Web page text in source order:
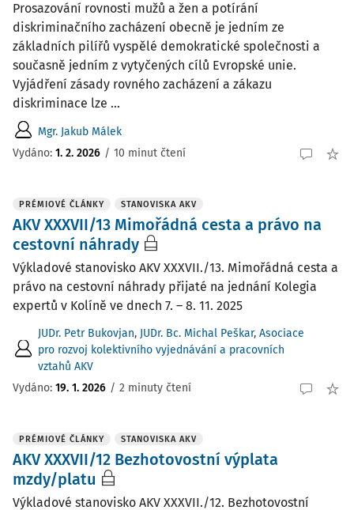
Prosazování rovnosti mužů a žen a potírání
diskriminačního zacházení obecně je jedním ze
základních pilířů vyspělé demokratické společnosti a
současně jedním z vytyčených cílů Evropské unie.
Vyjádření zásady rovného zacházení a zákazu
diskriminace lze ...
Mgr. Jakub Málek
Vydáno: 1. 2. 2026 / 10 minut čtení
PRÉMIOVÉ ČLÁNKY STANOVISKA AKV
AKV XXXVII/13 Mimořádná cesta a právo na
cestovní náhrady
Výkladové stanovisko AKV XXXVII./13. Mimořádná cesta a
právo na cestovní náhrady přijaté na jednání Kolegia
expertů v Kolíně ve dnech 7. – 8. 11. 2025
JUDr. Petr Bukovjan, JUDr. Bc. Michal Peškar, Asociace
pro rozvoj kolektivního vyjednávání a pracovních
vztahů AKV
Vydáno: 19. 1. 2026 / 2 minuty čtení
PRÉMIOVÉ ČLÁNKY STANOVISKA AKV
AKV XXXVII/12 Bezhotovostní výplata
mzdy/platu
Výkladové stanovisko AKV XXXVII./12. Bezhotovostní